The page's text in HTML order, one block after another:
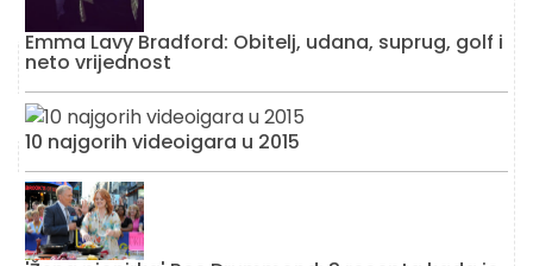
Emma Lavy Bradford: Obitelj, udana, suprug, golf i
neto vrijednost
10 najgorih videoigara u 2015